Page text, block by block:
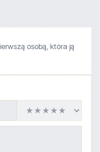
osobą, która ją